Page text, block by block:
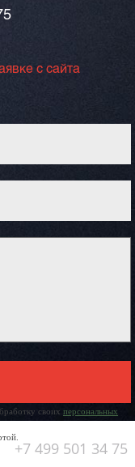
с сайта
своих персональных
+7 499 501 34 75